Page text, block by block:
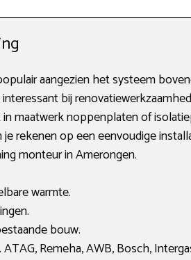
aangezien het systeem
bij
maatwerk noppenplaten of
rekenen op een eenvoudige
monteur in Amerongen.
warmte.
bouw.
Remeha, AWB, Bosch,